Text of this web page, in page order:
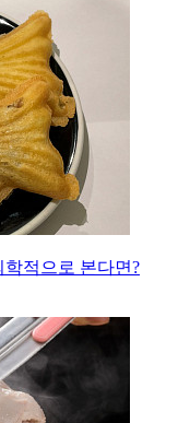
학적으로 본다면?